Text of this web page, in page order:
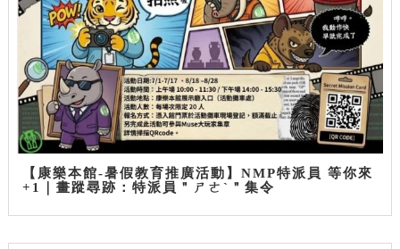
【康樂本館-暑假教育推廣活動】NMP特派員 等你來
+1｜畫蹤尋跡：特派員＂ㄕㄜˋ＂集令